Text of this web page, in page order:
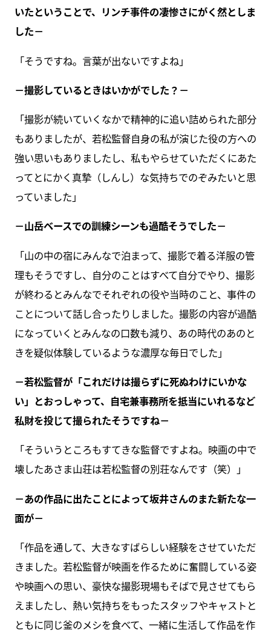
いたということで、リンチ事件の凄惨さにがく然としま
した－
「そうですね。言葉が出ないですよね」
－撮影しているときはいかがでした？－
「撮影が続いていくなかで精神的に追い詰められた部分
もありましたが、若松監督自身の私が演じた役の方への
強い思いもありましたし、私もやらせていただくにあた
ってとにかく真摯（しんし）な気持ちでのぞみたいと思
っていました」
－山岳ベースでの訓練シーンも過酷そうでした－
「山の中の宿にみんなで泊まって、撮影で着る洋服の管
理もそうですし、自分のことはすべて自分でやり、撮影
が終わるとみんなでそれぞれの役や当時のこと、事件の
ことについて話し合ったりしました。撮影の内容が過酷
になっていくとみんなの口数も減り、あの時代のあのと
きを疑似体験しているような濃厚な毎日でした」
－若松監督が「これだけは撮らずに死ぬわけにいかな
い」とおっしゃって、自宅兼事務所を抵当にいれるなど
私財を投じて撮られたそうですね－
「そういうところもすてきな監督ですよね。映画の中で
壊したあさま山荘は若松監督の別荘なんです（笑）」
－あの作品に出たことによって坂井さんのまた新たな一
面が－
「作品を通して、大きなすばらしい経験をさせていただ
きました。若松監督が映画を作るために奮闘している姿
や映画への思い、豪快な撮影現場もそばで見させてもら
えましたし、熱い気持ちをもったスタッフやキャストと
ともに同じ釜のメシを食べて、一緒に生活して作品を作